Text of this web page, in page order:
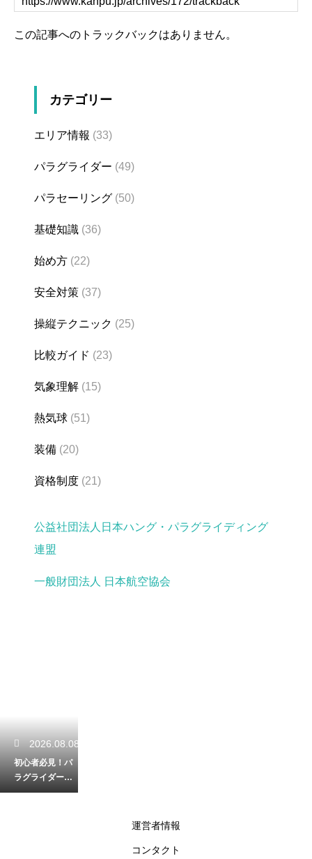
この記事へのトラックバックはありません。
カテゴリー
エリア情報 (33)
パラグライダー (49)
パラセーリング (50)
基礎知識 (36)
始め方 (22)
安全対策 (37)
操縦テクニック (25)
比較ガイド (23)
気象理解 (15)
熱気球 (51)
装備 (20)
資格制度 (21)
公益社団法人日本ハング・パラグライディング
連盟
一般財団法人 日本航空協会
2026.08.08
初心者必見！パ
ラグライダー体
験の初回の流れ
運営者情報
コンタクト